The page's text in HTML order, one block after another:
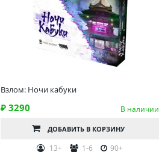
Взлом: Ночи кабуки
₽ 3290 В наличии
ДОБАВИТЬ В КОРЗИНУ
13+ 1-6 90+